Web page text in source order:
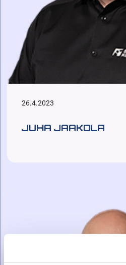
26.4.2023
JUHA JAAKOLA